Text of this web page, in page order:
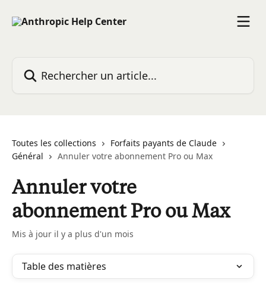
Toutes les collections
Forfaits payants de Claude
Général
Annuler votre abonnement Pro ou Max
Annuler votre
abonnement Pro ou Max
Mis à jour il y a plus d'un mois
Table des matières